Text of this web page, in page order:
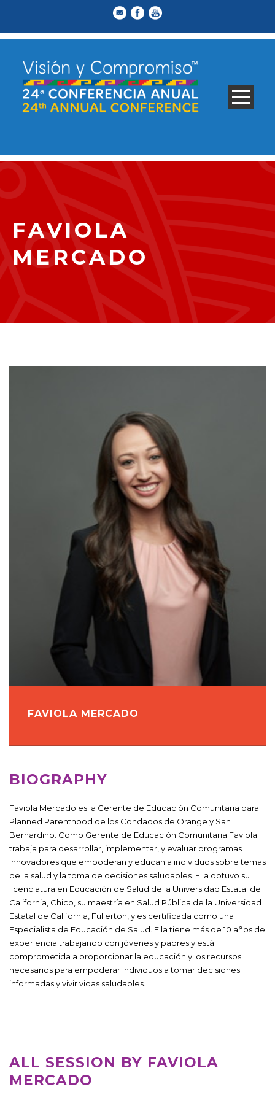
FAVIOLA
MERCADO
FAVIOLA MERCADO
BIOGRAPHY
Faviola Mercado es la Gerente de Educación Comunitaria para
Planned Parenthood de los Condados de Orange y San
Bernardino. Como Gerente de Educación Comunitaria Faviola
trabaja para desarrollar, implementar, y evaluar programas
innovadores que empoderan y educan a individuos sobre temas
de la salud y la toma de decisiones saludables. Ella obtuvo su
licenciatura en Educación de Salud de la Universidad Estatal de
California, Chico, su maestría en Salud Pública de la Universidad
Estatal de California, Fullerton, y es certificada como una
Especialista de Educación de Salud. Ella tiene más de 10 años de
experiencia trabajando con jóvenes y padres y está
comprometida a proporcionar la educación y los recursos
necesarios para empoderar individuos a tomar decisiones
informadas y vivir vidas saludables.
ALL SESSION BY FAVIOLA
MERCADO